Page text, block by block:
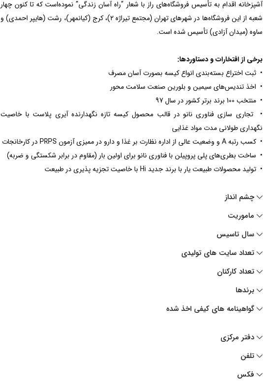
آشپزخانه اقدام به تأسیس فروشگاه‌های راز با شعار “راه آسان زندگی” نموده‌است که تا کنون چهار
شعبه از این فروشگاه‌ها در شهرهای تهران (مجتمع تیراژه 2)، کرج (کیانمهر)، رشت (هایپر احمدی) و
ساوه (میدان آزادی) تأسیس شده ‌است.
برخی از افتخارات و دستاوردها:
• ثبت اختراع بسته‌بندی انواع کیسه بصورت آسان مصرف
• اخذ تندیس‌های سیمین و بلورین صنعت سلامت محور
• منتخب 100 برند برتر کشور در سال 97
• تجاری سازی فناوری نانو در قالب محصول کیسه تازه نگهدارنده آیری پلاست با خاصیت
نگهداری طولانی مدت مواد غذایی
• کسب رتبه A و وضعیت عالی از اداره نظارت بر غذا و دارو در ممیزی آزمون PRPS در کارخانجات
• ساخت بطری‌های پلی پروپیلن با فناوری نانو برای اولین بار (مقاوم در برابر شکستگی و ضربه)
• تولید محصولات طبیعت یار با برند جدید Hi با خاصیت تجزیه پذیری در طبیعت
چشم انداز
ماموریت
سال تاسیس
تعداد سایت های تولیدی
تعداد کارکنان
برندها
گواهینامه های کیفی اخذ شده
دفتر مرکزی
تلفن
فکس